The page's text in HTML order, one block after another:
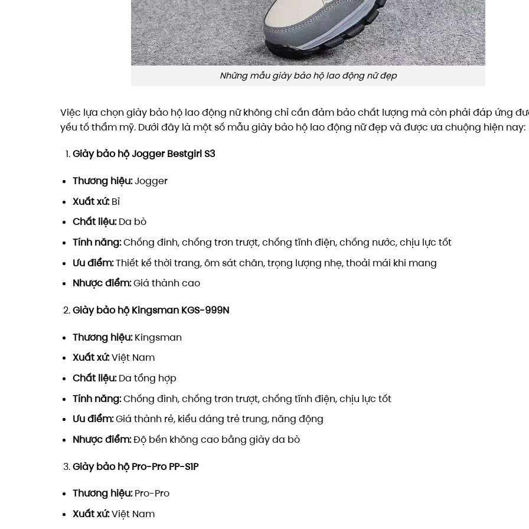
Những mẫu giày bảo hộ lao động nữ đẹp
Việc lựa chọn giày bảo hộ lao động nữ không chỉ cần đảm bảo chất lượng mà còn phải đáp ứng
yếu tố thẩm mỹ. Dưới đây là một số mẫu giày bảo hộ lao động nữ đẹp và được ưa chuộng hiện nay:
Giày bảo hộ Jogger Bestgirl S3
Thương hiệu:Jogger
Xuất xứ:Bỉ
Chất liệu:Da bò
Tính năng:Chống đinh, chống trơn trượt, chống tĩnh điện, chống nước, chịu lực tốt
Ưu điểm:Thiết kế thời trang, ôm sát chân, trọng lượng nhẹ, thoải mái khi mang
Nhược điểm:Giá thành cao
Giày bảo hộ Kingsman KGS-999N
Thương hiệu:Kingsman
Xuất xứ:Việt Nam
Chất liệu:Da tổng hợp
Tính năng:Chống đinh, chống trơn trượt, chống tĩnh điện, chịu lực tốt
Ưu điểm:Giá thành rẻ, kiểu dáng trẻ trung, năng động
Nhược điểm:Độ bền không cao bằng giày da bò
Giày bảo hộ Pro-Pro PP-S1P
Thương hiệu:Pro-Pro
Xuất xứ:Việt Nam